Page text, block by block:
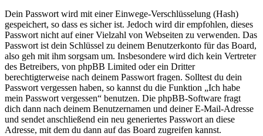
Dein Passwort wird mit einer Einwege-Verschlüsselung (Hash)
gespeichert, so dass es sicher ist. Jedoch wird dir empfohlen, dieses
Passwort nicht auf einer Vielzahl von Webseiten zu verwenden. Das
Passwort ist dein Schlüssel zu deinem Benutzerkonto für das Board,
also geh mit ihm sorgsam um. Insbesondere wird dich kein Vertreter
des Betreibers, von phpBB Limited oder ein Dritter
berechtigterweise nach deinem Passwort fragen. Solltest du dein
Passwort vergessen haben, so kannst du die Funktion „Ich habe
mein Passwort vergessen“ benutzen. Die phpBB-Software fragt
dich dann nach deinem Benutzernamen und deiner E-Mail-Adresse
und sendet anschließend ein neu generiertes Passwort an diese
Adresse, mit dem du dann auf das Board zugreifen kannst.